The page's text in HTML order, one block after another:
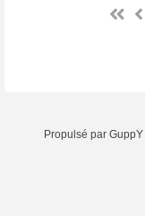
Propulsé par GuppY